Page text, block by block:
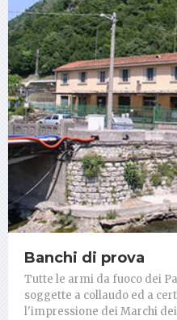
Banchi di prova
Tutte le armi da fuoco dei
soggette a collaudo ed a
l'impressione dei Marchi